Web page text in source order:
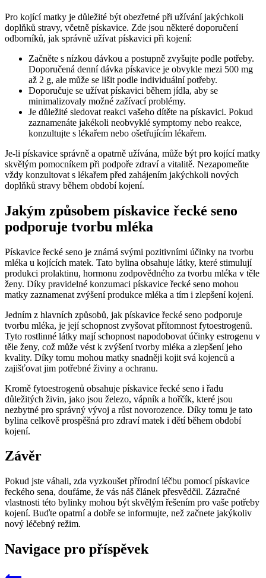
Pro kojící matky je důležité být‍ obezřetné při užívání jakýchkoli ​
doplňků stravy, včetně pískavice. Zde⁤ jsou některé doporučení
odborníků, jak správně užívat pískavici při kojení:
Začněte s nízkou⁢ dávkou ​a postupně zvyšujte podle ‌potřeby.
Doporučená denní dávka pískavice je obvykle ⁢mezi 500 mg
až ​2 g, ale může se lišit⁢ podle individuální potřeby.
Doporučuje se užívat pískavici během jídla,‍ aby se​
minimalizovaly možné zažívací problémy.
Je důležité sledovat⁤ reakci vašeho dítěte na pískavici. Pokud⁣
zaznamenáte ​jakékoli ⁢neobvyklé symptomy nebo reakce,
konzultujte s ​lékařem nebo ošetřujícím lékařem.
Je-li pískavice správně a opatrně‌ užívána, může ‍být‌ pro kojící​ matky
skvělým pomocníkem při podpoře zdraví ​a‍ vitalitě.⁤ Nezapomeňte
⁣vždy konzultovat s lékařem před zahájením jakýchkoli nových
doplňků stravy během⁤ období kojení.
Jakým‌ způsobem pískavice řecké seno
podporuje⁣ tvorbu mléka
Pískavice ‍řecké seno je známá svými pozitivními účinky na tvorbu
mléka u kojících matek. Tato bylina obsahuje⁢ látky, které stimulují
produkci ⁤prolaktinu,⁣ hormonu zodpovědného za tvorbu mléka ⁤v těle
ženy. Díky ⁣pravidelné konzumaci ⁢pískavice řecké⁤ seno mohou ​
matky zaznamenat‍ zvýšení produkce ⁤mléka a tím i zlepšení kojení.
Jedním z hlavních způsobů,‌ jak ‌pískavice řecké seno podporuje
tvorbu mléka, je její schopnost zvyšovat ‍přítomnost fytoestrogenů.
⁤Tyto rostlinné látky mají schopnost napodobovat účinky estrogenu v
⁢těle ženy, což může ⁤vést k zvýšení tvorby mléka a ‍zlepšení jeho
kvality. Díky ⁣tomu mohou matky snadněji kojit svá kojenců a
⁤zajišťovat jim⁢ potřebné živiny a ochranu.
Kromě fytoestrogenů obsahuje pískavice řecké seno i řadu
důležitých živin, jako jsou‌ železo, vápník a hořčík, které jsou
nezbytné pro‌ správný vývoj‍ a růst novorozence.⁣ Díky tomu je tato
bylina celkově ‌prospěšná pro zdraví matek i dětí během období
kojení.
Závěr
Pokud jste ‌váhali, zda vyzkoušet⁣ přírodní léčbu pomocí pískavice
řeckého sena, doufáme, že vás náš článek přesvědčil. Zázračné
vlastnosti této bylinky mohou být skvělým⁢ řešením pro vaše potřeby
kojení. ‍Buďte opatrní a dobře⁢ se informujte, než začnete‌ jakýkoliv
‍nový léčebný režim.
Navigace pro příspěvek